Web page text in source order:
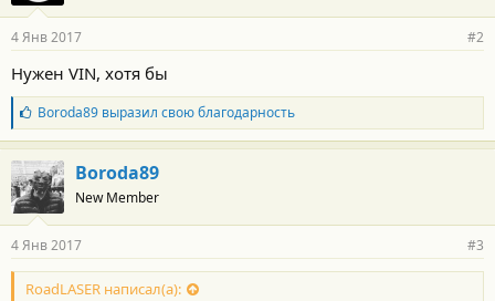
4 Янв 2017 #2
Нужен VIN, хотя бы
Б
л
а
г
о
д
а
н
о
с
Boroda89выразил свою благодарность
Boroda89
New Member
4 Янв 2017 #3
RoadLASER написал(а):